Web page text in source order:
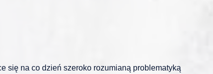
się na co dzień szeroko rozumianą problematyką